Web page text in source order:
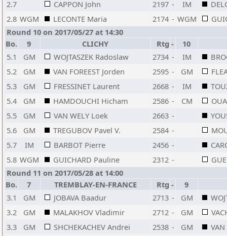
2.7
CAPPON John 2197 - IM
2.8 WGM LECONTE Maria 2174 - WGM
Round 10 on 2017/05/27 at 14:30
Bo.
9 CLICHY Rtg -
10
5.1
GM WOJTASZEK Radoslaw 2734 - IM
5.2
GM VAN FOREEST Jorden 2595 - GM
5.3
GM FRESSINET Laurent 2668 - IM
5.4
GM HAMDOUCHI Hicham 2586 - CM
5.5
GM VAN WELY Loek 2663 -
5.6
GM TREGUBOV Pavel V. 2584 -
5.7
IM BARBOT Pierre 2456 -
5.8 WGM GUICHARD Pauline 2312 -
Round 11 on 2017/05/28 at 14:00
Bo.
7 TREMBLAY-EN-FRANCE Rtg -
9
3.1
GM JOBAVA Baadur 2713 - GM
3.2
GM MALAKHOV Vladimir 2712 - GM
3.3
GM SHCHEKACHEV Andrei 2538 - GM
VAN